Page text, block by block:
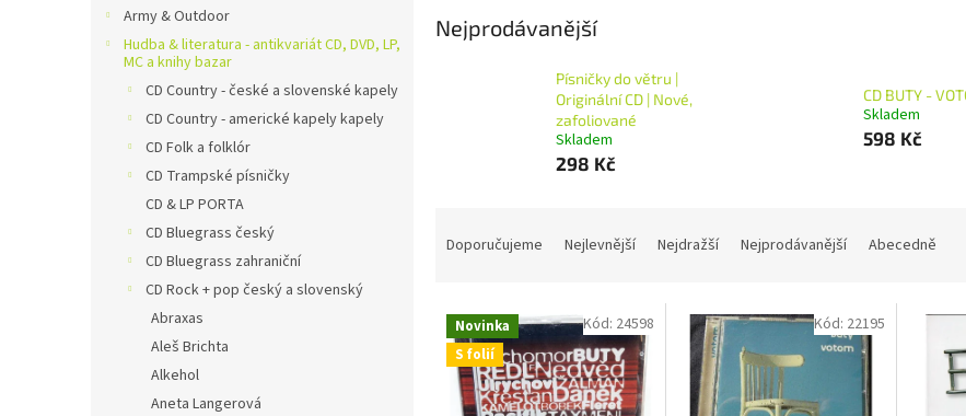
Army & Outdoor
Hudba & literatura - antikvariát CD, DVD, LP,
MC a knihy bazar
CD Country - české a slovenské kapely
CD Country - americké kapely kapely
CD Folk a folklór
CD Trampské písničky
CD & LP PORTA
CD Bluegrass český
CD Bluegrass zahraniční
CD Rock + pop český a slovenský
Abraxas
Aleš Brichta
Alkehol
Aneta Langerová
Nejprodávanější
Písničky do větru |
Originální CD | Nové,
zafoliované
Skladem
298 Kč
CD BUTY -
Skladem
598 Kč
n
p
Doporučujeme Nejlevnější Nejdražší Nejprodávanější Abecedně
V
p
Novinka
S folií
Kód: 24598 Kód: 22195